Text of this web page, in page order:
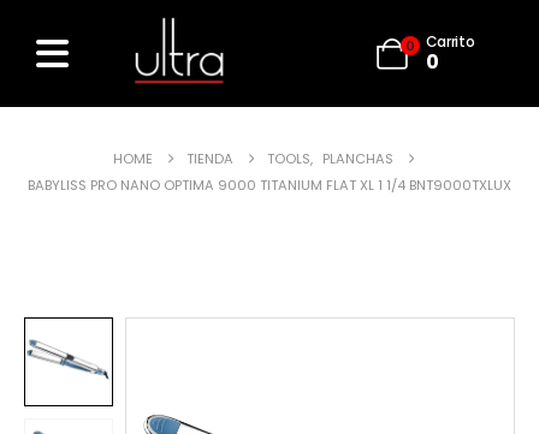
0 Carrito
0
HOME TIENDA TOOLS, PLANCHAS
BABYLISS PRO NANO OPTIMA 9000 TITANIUM FLAT XL 1 1/4 BNT9000TXLUX